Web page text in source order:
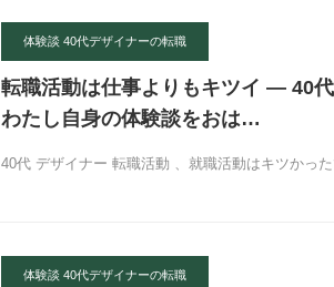
体験談 40代デザイナーの転職
転職活動は仕事よりもキツイ — 40代
わたし自身の体験談をおは…
40代 デザイナー 転職活動 、就職活動はキツかっ
体験談 40代デザイナーの転職